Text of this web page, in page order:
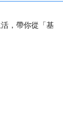
，帶你從「基